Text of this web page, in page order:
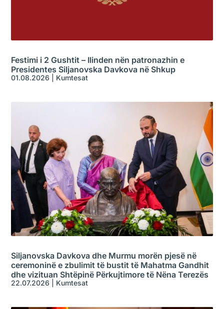
Festimi i 2 Gushtit – Ilinden nën patronazhin e
Presidentes Siljanovska Davkova në Shkup
01.08.2026 Kumtesat
Siljanovska Davkova dhe Murmu morën pjesë në
ceremoninë e zbulimit të bustit të Mahatma Gandhit
dhe vizituan Shtëpinë Përkujtimore të Nëna Terezës
22.07.2026 Kumtesat